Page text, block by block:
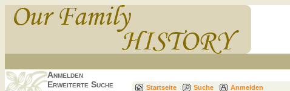
Anmelden
Erweiterte Suche
Startseite Suche Anmelden